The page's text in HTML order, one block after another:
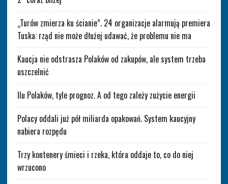
„Turów zmierza ku ścianie”. 24 organizacje alarmują premiera
Tuska: rząd nie może dłużej udawać, że problemu nie ma
Kaucja nie odstrasza Polaków od zakupów, ale system trzeba
uszczelnić
Ilu Polaków, tyle prognoz. A od tego zależy zużycie energii
Polacy oddali już pół miliarda opakowań. System kaucyjny
nabiera rozpędu
Trzy kontenery śmieci i rzeka, która oddaje to, co do niej
wrzucono